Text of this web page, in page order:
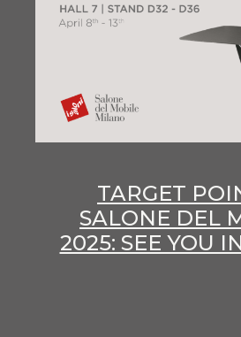
TARGET
SALONE DEL
2025: SEE YOU